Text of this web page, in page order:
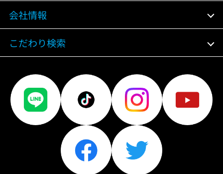
会社情報
こだわり検索